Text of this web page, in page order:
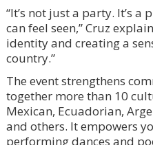
“It’s not just a party. It’s a
can feel seen,” Cruz
identity and creating a
country.”
The event strengthens
together more than 10
Mexican, Ecuadorian,
and others. It empowers
performing dances and